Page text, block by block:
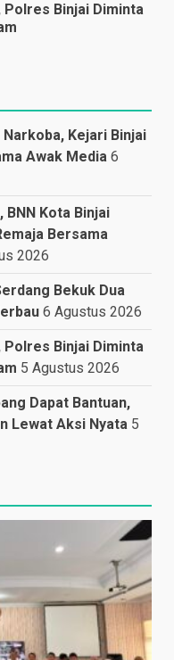
Polres Binjai Diminta
Kejari Binjai
Awak Media 6
Kota Binjai
Bersama
2026
Bekuk Dua
6 Agustus 2026
Polres Binjai Diminta
5 Agustus 2026
Dapat Bantuan,
Lewat Aksi Nyata 5